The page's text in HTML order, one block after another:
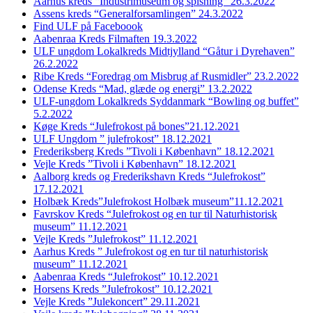
Assens kreds “Generalforsamlingen” 24.3.2022
Find ULF på Faceboook
Aabenraa Kreds Filmaften 19.3.2022
ULF ungdom Lokalkreds Midtjylland “Gåtur i Dyrehaven”
26.2.2022
Ribe Kreds “Foredrag om Misbrug af Rusmidler” 23.2.2022
Odense Kreds “Mad, glæde og energi” 13.2.2022
ULF-ungdom Lokalkreds Syddanmark “Bowling og buffet”
5.2.2022
Køge Kreds “Julefrokost på bones”21.12.2021
ULF Ungdom ” julefrokost” 18.12.2021
Frederiksberg Kreds ”Tivoli i København” 18.12.2021
Vejle Kreds ”Tivoli i København” 18.12.2021
Aalborg kreds og Frederikshavn Kreds “Julefrokost”
17.12.2021
Holbæk Kreds”Julefrokost Holbæk museum”11.12.2021
Favrskov Kreds “Julefrokost og en tur til Naturhistorisk
museum” 11.12.2021
Vejle Kreds ”Julefrokost” 11.12.2021
Aarhus Kreds ” Julefrokost og en tur til naturhistorisk
museum” 11.12.2021
Aabenraa Kreds “Julefrokost” 10.12.2021
Horsens Kreds ”Julefrokost” 10.12.2021
Vejle Kreds ”Julekoncert” 29.11.2021